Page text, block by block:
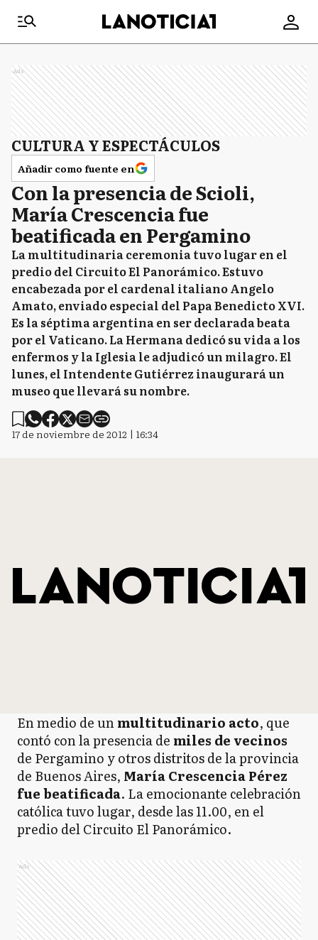
Ads
CULTURA Y ESPECTÁCULOS
Añadir como fuente en
Con la presencia de Scioli,
María Crescencia fue
beatificada en Pergamino
La multitudinaria ceremonia tuvo lugar en el
predio del Circuito El Panorámico. Estuvo
encabezada por el cardenal italiano Angelo
Amato, enviado especial del Papa Benedicto XVI.
Es la séptima argentina en ser declarada beata
por el Vaticano. La Hermana dedicó su vida a los
enfermos y la Iglesia le adjudicó un milagro. El
lunes, el Intendente Gutiérrez inaugurará un
museo que llevará su nombre.
17 de noviembre de 2012 | 16:34
En medio de unmultitudinario acto, que
contó con la presencia de miles de vecinos
de Pergamino y otros distritos de la provincia
de Buenos Aires, María Crescencia Pérez
fue beatificada. La emocionante celebración
católica tuvo lugar, desde las 11.00, en el
predio del Circuito El Panorámico.
Ads